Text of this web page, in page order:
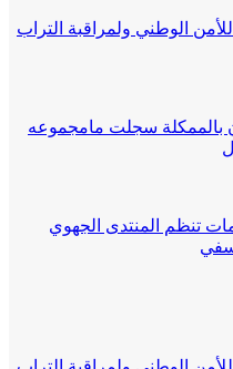
الوطني ولمراقبة التراب
بالممكلة سجلت مامجموعه
تنظم المنتدى الجهوي